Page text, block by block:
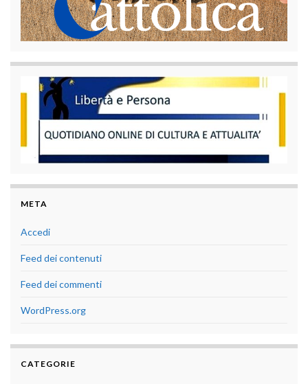
META
Accedi
Feed dei contenuti
Feed dei commenti
WordPress.org
CATEGORIE